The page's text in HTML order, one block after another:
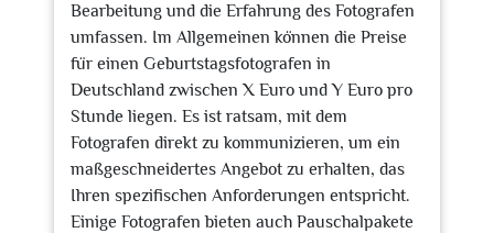
Bearbeitung und die Erfahrung des Fotografen
umfassen. Im Allgemeinen können die Preise
für einen Geburtstagsfotografen in
Deutschland zwischen X Euro und Y Euro pro
Stunde liegen. Es ist ratsam, mit dem
Fotografen direkt zu kommunizieren, um ein
maßgeschneidertes Angebot zu erhalten, das
Ihren spezifischen Anforderungen entspricht.
Einige Fotografen bieten auch Pauschalpakete